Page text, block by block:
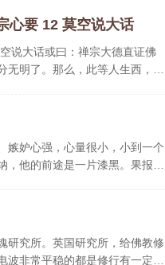
心要 12 莫空说大话
说大话或曰：禅宗大德直证佛
明了。那么，此等人生西，不
嫉妒心强，心量很小，小到一个
他的前途是一片漆黑。果报在
研究所。英国研究所，给佛教修
非常平稳的都是修行有一定功